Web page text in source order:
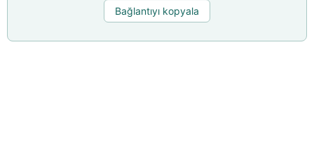
Bağlantıyı kopyala